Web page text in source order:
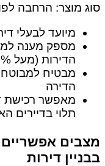
סוג מוצר: הרחבה
מיועד לבעלי
מספק מענה
הדירות (מעל 70%)
מבטיח למבוטח
הדירה
מאפשר רכישת
תלוי בדיירים
מצבים
בבניין דירות